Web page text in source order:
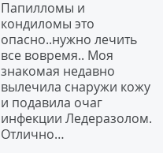
Папилломы и
кондиломы это
опасно..нужно лечить
все вовремя.. Моя
знакомая недавно
вылечила снаружи кожу
и подавила очаг
инфекции Ледеразолом.
Отлично…